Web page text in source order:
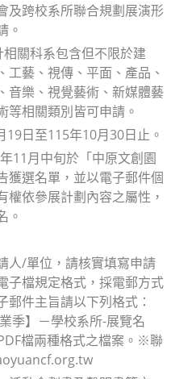
及跨校系所聯合規劃展演形
。
關科系包含但不限於建
工藝、視傳、平面、產品、
音樂、視覺藝術、新媒體藝
等相關類別皆可申請。
日至115年10月30日止。
11月中旬於「中原文創園
獲選名單，並以電子郵件個
權依參展計劃內容之屬性，
。
人/單位，請核實填寫申請
子檔規定格式，採電郵方式
郵件主旨請以下列格式：
季】－學校系所-展覽名
檔兩種格式之檔案。※聯